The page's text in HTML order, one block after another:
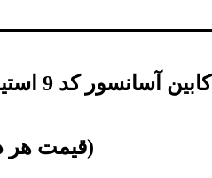
آسانسور کد 9 استیل
(قیمت هر